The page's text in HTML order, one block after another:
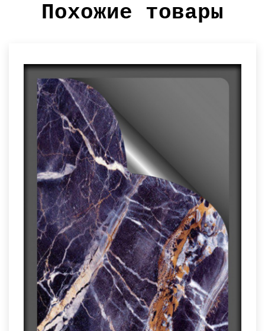
Похожие товары